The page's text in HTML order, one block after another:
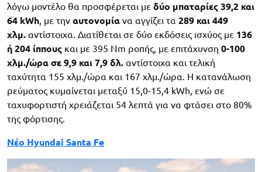
λόγω μοντέλο θα προσφέρεται με δύο μπαταρίες 39,2 και
64 kWh, με την αυτονομία να αγγίζει τα 289 και 449
χλμ. αντίστοιχα. Διατίθεται σε δύο εκδόσεις ισχύος με 136
ή 204 ίππους και με 395 Nm ροπής, με επιτάχυνση 0-100
χλμ./ώρα σε 9,9 και 7,9 δλ. αντίστοιχα και τελική
ταχύτητα 155 χλμ./ώρα και 167 χλμ./ώρα. Η κατανάλωση
ρεύματος κυμαίνεται μεταξύ 15,0-15,4 kWh, ενώ σε
ταχυφορτιστή χρειάζεται 54 λεπτά για να φτάσει στο 80%
της φόρτισης.
Νέο Hyundai Santa Fe